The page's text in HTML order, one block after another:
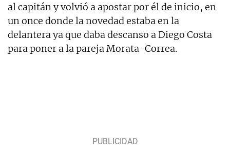
al capitán y volvió a apostar por él de inicio, en
un once donde la novedad estaba en la
delantera ya que daba descanso a Diego Costa
para poner a la pareja Morata-Correa.